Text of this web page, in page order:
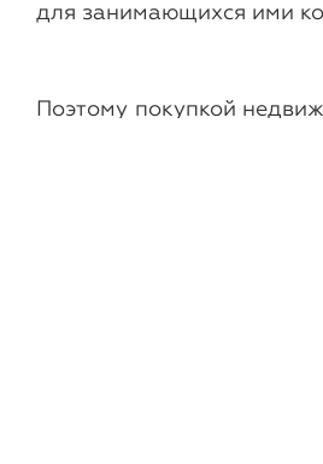
для занимающихся ими
Поэтому покупкой